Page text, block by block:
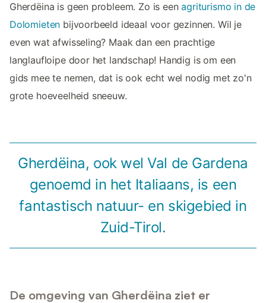
Gherdëina is geen probleem. Zo is eenagriturismo in de
Dolomieten bijvoorbeeld ideaal voor gezinnen. Wil je
even wat afwisseling? Maak dan een prachtige
langlaufloipe door het landschap! Handig is om een
gids mee te nemen, dat is ook echt wel nodig met zo'n
grote hoeveelheid sneeuw.
Gherdëina, ook wel Val de Gardena
genoemd in het Italiaans, is een
fantastisch natuur- en skigebied in
Zuid-Tirol.
De omgeving van Gherdëina ziet er